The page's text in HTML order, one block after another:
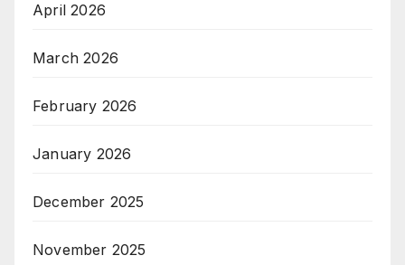
April 2026
March 2026
February 2026
January 2026
December 2025
November 2025